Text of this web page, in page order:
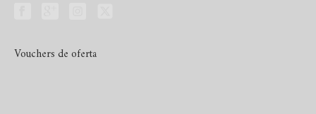
Vouchers de oferta